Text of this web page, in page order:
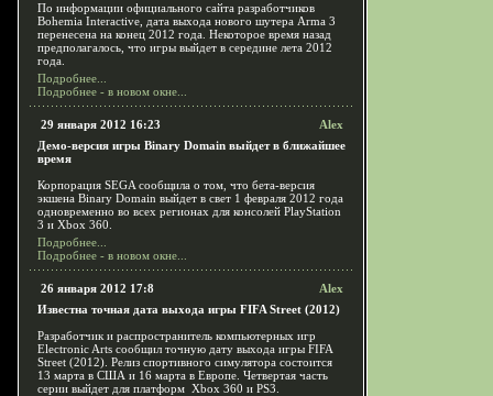
По информации официального сайта разработчиков
Bohemia Interactive, дата выхода нового шутера Arma 3
перенесена на конец 2012 года. Некоторое время назад
предполагалось, что игры выйдет в середине лета 2012
года.
Подробнее...
Подробнее - в новом окне...
29 января 2012 16:23
Alex
Демо-версия игры Binary Domain выйдет в ближайшее
время
Корпорация SEGA сообщила о том, что бета-версия
экшена Binary Domain выйдет в свет 1 февраля 2012 года
одновременно во всех регионах для консолей PlayStation
3 и Xbox 360.
Подробнее...
Подробнее - в новом окне...
26 января 2012 17:8
Alex
Известна точная дата выхода игры FIFA Street (2012)
Разработчик и распространитель компьютерных игр
Electronic Arts сообщил точную дату выхода игры FIFA
Street (2012). Релиз спортивного симулятора состоится
13 марта в США и 16 марта в Европе. Четвертая часть
серии выйдет для платформ Xbox 360 и PS3.